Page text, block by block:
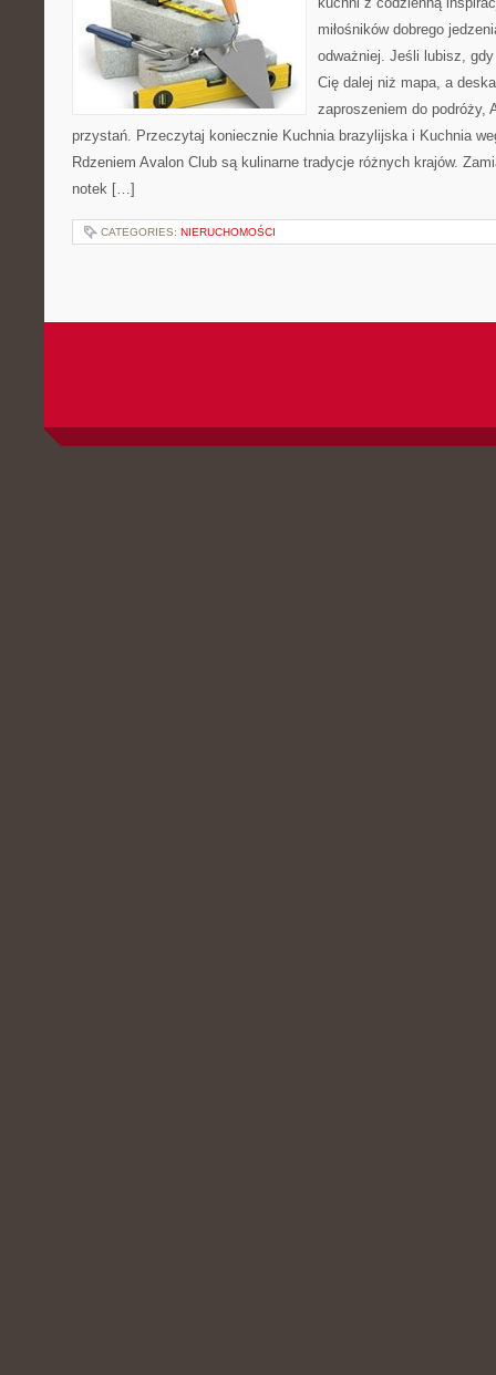
miłośników dobrego
odważniej. Jeśli lubisz,
Cię dalej niż mapa, a
zaproszeniem do podróży,
przystań. Przeczytaj koniecznie Kuchnia brazylijska i Kuchnia
Rdzeniem Avalon Club są kulinarne tradycje różnych krajów.
notek […]
CATEGORIES: NIERUCHOMOŚCI